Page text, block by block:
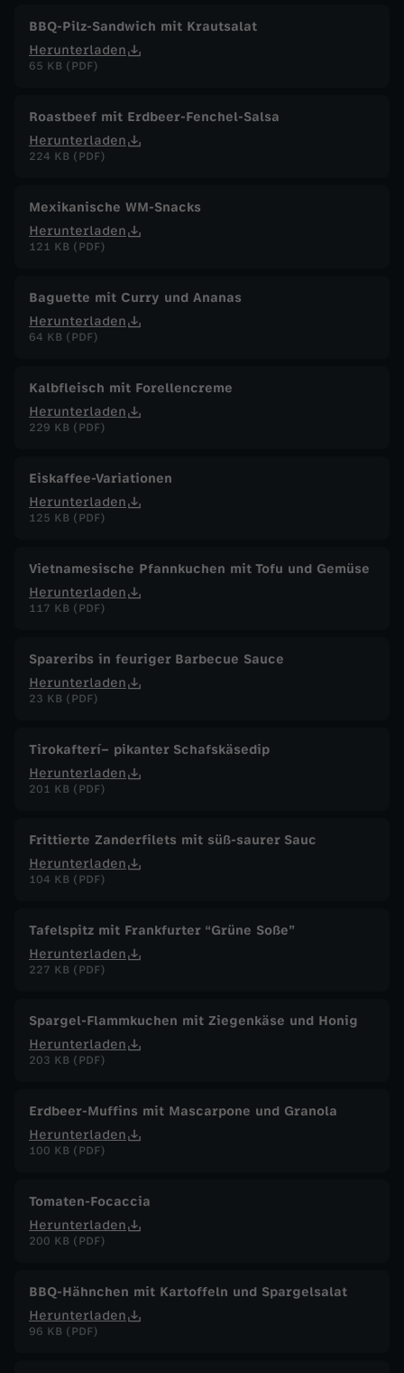
BBQ-Pilz-Sandwich mit Krautsalat
Herunterladen
65 KB (PDF)
Roastbeef mit Erdbeer-Fenchel-Salsa
Herunterladen
224 KB (PDF)
Mexikanische WM-Snacks
Herunterladen
121 KB (PDF)
Baguette mit Curry und Ananas
Herunterladen
64 KB (PDF)
Kalbfleisch mit Forellencreme
Herunterladen
229 KB (PDF)
Eiskaffee-Variationen
Herunterladen
125 KB (PDF)
Vietnamesische Pfannkuchen mit Tofu und Gemüse
Herunterladen
117 KB (PDF)
Spareribs in feuriger Barbecue Sauce
Herunterladen
23 KB (PDF)
Tirokafterí– pikanter Schafskäsedip
Herunterladen
201 KB (PDF)
Frittierte Zanderfilets mit süß-saurer Sauc
Herunterladen
104 KB (PDF)
Tafelspitz mit Frankfurter “Grüne Soße”
Herunterladen
227 KB (PDF)
Spargel-Flammkuchen mit Ziegenkäse und Honig
Herunterladen
203 KB (PDF)
Erdbeer-Muffins mit Mascarpone und Granola
Herunterladen
100 KB (PDF)
Tomaten-Focaccia
Herunterladen
200 KB (PDF)
BBQ-Hähnchen mit Kartoffeln und Spargelsalat
Herunterladen
96 KB (PDF)